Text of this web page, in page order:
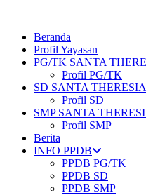
Beranda
Profil Yayasan
PG/TK SANTA
Profil PG/TK
SD SANTA THERESIA
Profil SD
SMP SANTA
Profil SMP
Berita
INFO PPDB
PPDB PG/TK
PPDB SD
PPDB SMP